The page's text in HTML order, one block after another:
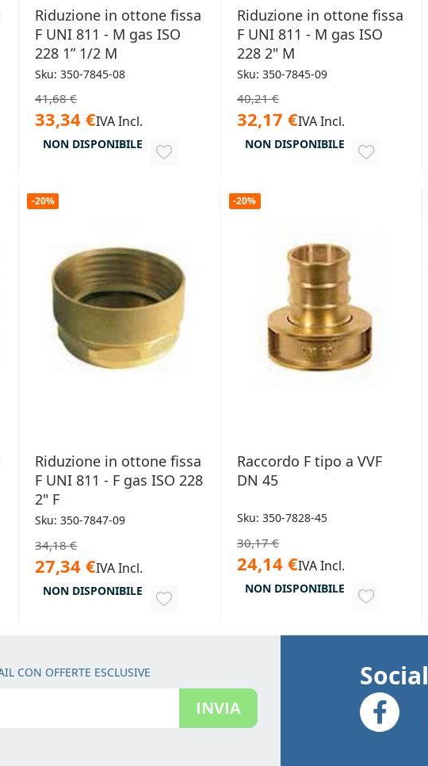
Riduzione in ottone fissa
F UNI 811 - M gas ISO
228 1” 1/2 M
Sku: 350-7845-08
41,68 €
33,34 €IVA Incl.
NON DISPONIBILE
AGGIUNGI
Riduzione in ottone fissa
F UNI 811 - M gas ISO
228 2" M
Sku: 350-7845-09
40,21 €
32,17 €IVA Incl.
NON DISPONIBILE
AGGIUNGI
-20%
Riduzione in ottone fissa
F UNI 811 - F gas ISO 228
2" F
Sku: 350-7847-09
34,18 €
27,34 €IVA Incl.
NON DISPONIBILE
AGGIUNGI
-20%
Raccordo F tipo a VVF
DN 45
Sku: 350-7828-45
30,17 €
24,14 €IVA Incl.
NON DISPONIBILE
AGGIUNGI
DESIDERI
CON OFFERTE ESCLUSIVE
INVIA
Social